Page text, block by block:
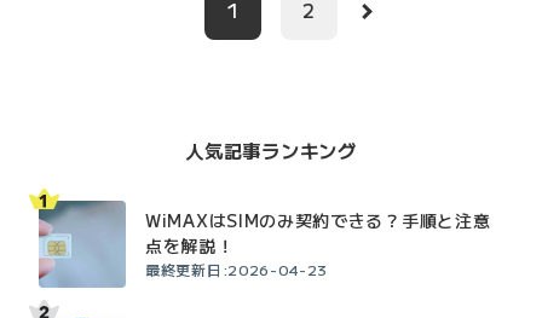
1 2
人気記事ランキング
WiMAXはSIMのみ契約できる？手順と注意
点を解説！
最終更新日:2026-04-23